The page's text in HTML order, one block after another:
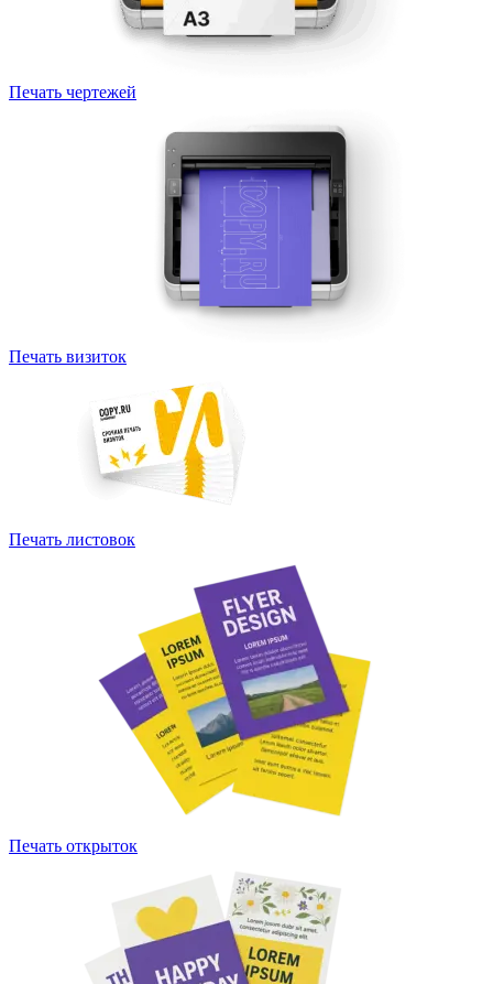
Печать чертежей
Печать визиток
Печать листовок
Печать открыток